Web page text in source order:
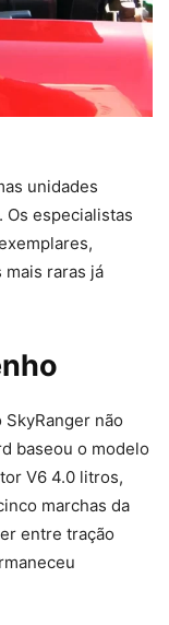
unidades
Os especialistas
mais raras já
não
baseou o modelo
V6 4.0 litros,
marchas da
entre tração